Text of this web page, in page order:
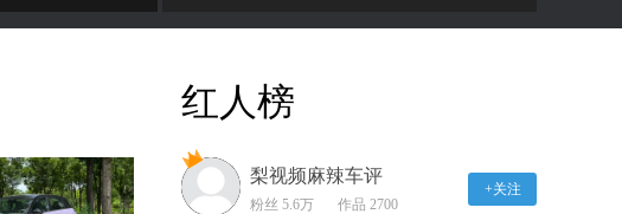
01:33
双15.6英寸大屏配航空座
椅 格瑞维亚混动四驱全
红人榜
梨视频麻辣车评
粉丝 5.6万 作品 2700
+关注